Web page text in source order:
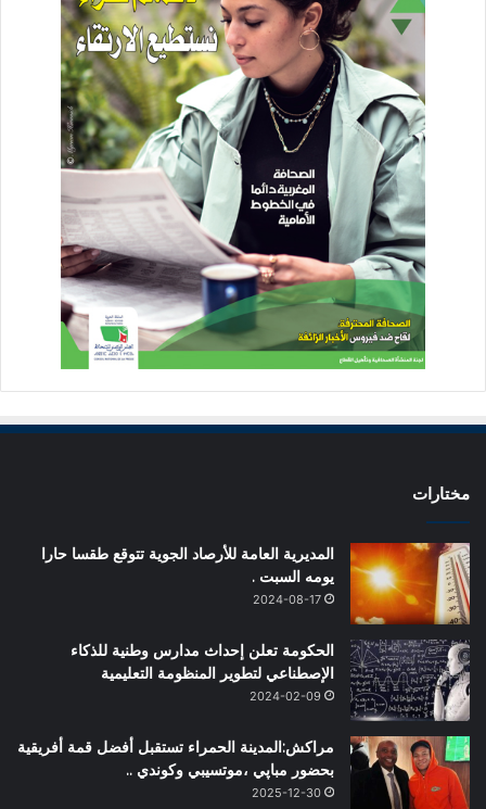
مختارات
المديرية العامة للأرصاد الجوية تتوقع طقسا حارا
يومه السبت .
2024-08-17
الحكومة تعلن إحداث مدارس وطنية للذكاء
الإصطناعي لتطوير المنظومة التعليمية
2024-02-09
مراكش:المدينة الحمراء تستقبل أفضل قمة أفريقية
بحضور مباپي ،موتسيبي وكوندي ..
2025-12-30